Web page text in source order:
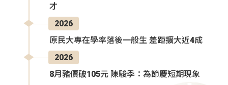
才
2026
原民大專在學率落後一般生 差距擴大近4成
2026
8月豬價破105元 陳駿季：為節慶短期現象